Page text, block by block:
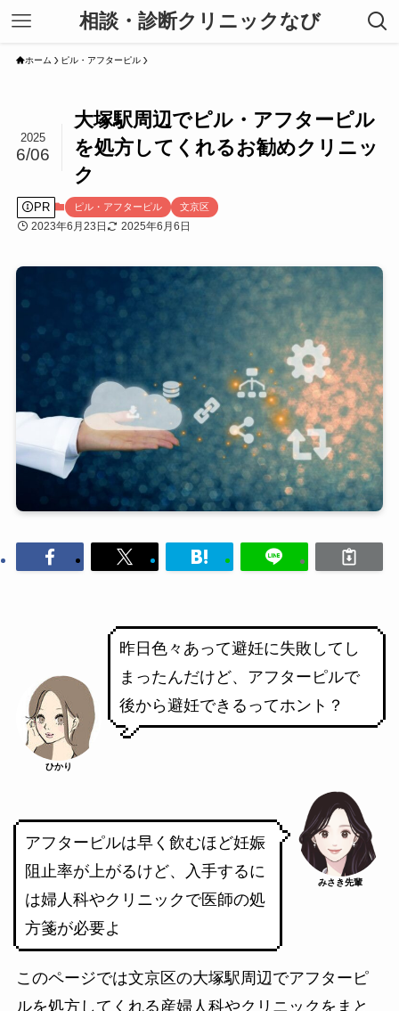
相談・診断クリニックなび
ホーム ピル・アフターピル
大塚駅周辺でピル・アフターピル
を処方してくれるお勧めクリニッ
ク
2025
6/06
PR ピル・アフターピル 文京区
2023年6月23日 2025年6月6日
ひかり
昨日色々あって避妊に失敗してし
まったんだけど、アフターピルで
後から避妊できるってホント？
アフターピルは早く飲むほど妊娠
阻止率が上がるけど、入手するに
は婦人科やクリニックで医師の処
方箋が必要よ
みさき先輩
このページでは文京区の大塚駅周辺でアフターピ
ルを処方してくれる産婦人科やクリニック をまと